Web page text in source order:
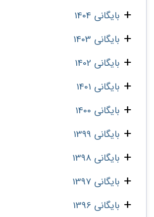
بایگانی 1404
بایگانی 1403
بایگانی 1402
بایگانی 1401
بایگانی 1400
بایگانی 1399
بایگانی 1398
بایگانی 1397
بایگانی 1396